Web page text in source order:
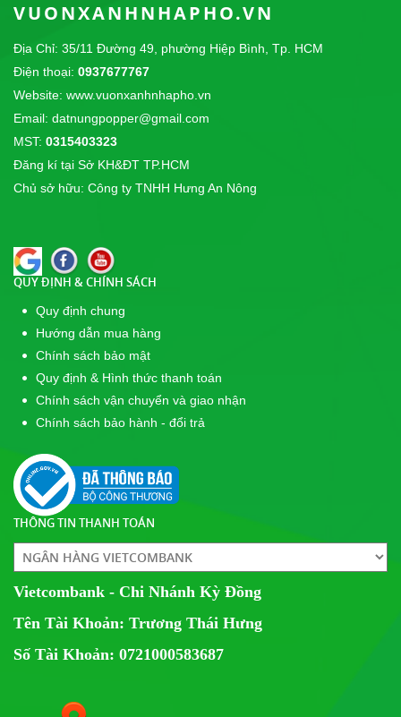
10/04/2018
14/09/2017
CÔNG TY TNHH THỰC PHẨM SƠN THÁI chúng
Giải Cầu Lông Công Viên Lê Văn Tám - Cup
POPPER 2017
VUONXANHNHAPHO.VN
Địa Chỉ: 35/11 Đường 49, phường Hiệp Bình, Tp. HCM
Điện thoại: 0937677767
Website: www.vuonxanhnhapho.vn
Email: datnungpopper@gmail.com
MST: 0315403323
Đăng kí tại Sở KH&ĐT TP.HCM
Chủ sở hữu: Công ty TNHH Hưng An Nông
QUY ĐỊNH & CHÍNH SÁCH
Quy định chung
Hướng dẫn mua hàng
Chính sách bảo mật
Quy định & Hình thức thanh toán
Chính sách vận chuyển và giao nhận
Chính sách bảo hành - đổi trả
THÔNG TIN THANH TOÁN
Vietcombank - Chi Nhánh Kỳ Đồng
Tên Tài Khoản: Trương Thái Hưng
Số Tài Khoản: 0721000583687